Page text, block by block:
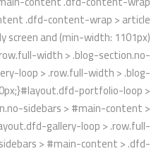
.dfd-content-wrap > article
screen and (min-width: 1101px)
width > .blog-section.no-
loop > .row.full-width > .blog-
portfolio-loop >
sidebars > #main-content >
gallery-loop > .row.full-
> #main-content > .dfd-